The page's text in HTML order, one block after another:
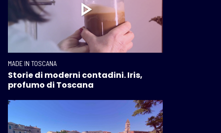
MADE IN TOSCANA
Storie di moderni contadini. Iris,
profumo di Toscana